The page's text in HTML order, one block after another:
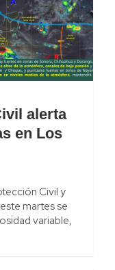
alerta
en Los
Civil y
martes se
variable,